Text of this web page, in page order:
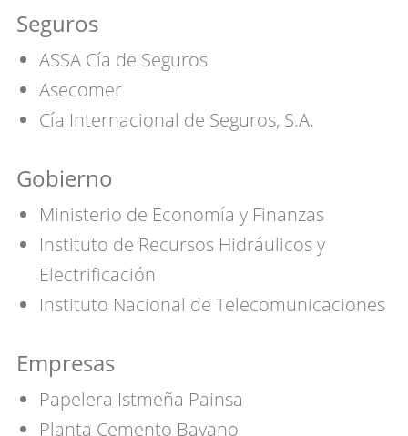
Seguros
ASSA Cía de Seguros
Asecomer
Cía Internacional de Seguros, S.A.
Gobierno
Ministerio de Economía y Finanzas
Instituto de Recursos Hidráulicos y
Electrificación
Instituto Nacional de Telecomunicaciones
Empresas
Papelera Istmeña Painsa
Planta Cemento Bayano